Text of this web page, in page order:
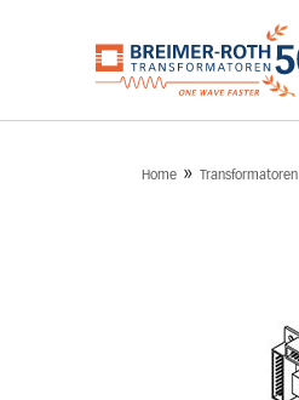
Home » Transformatoren